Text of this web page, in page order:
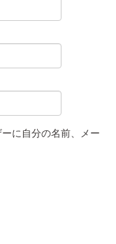
に自分の名前、メー